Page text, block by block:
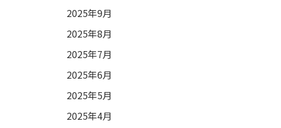
2025年9月
2025年8月
2025年7月
2025年6月
2025年5月
2025年4月